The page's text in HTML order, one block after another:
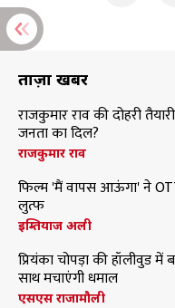
ताज़ा खबरें
राजकुमार राव की दोहरी
जनता का दिल?
राजकुमार राव
फिल्म 'मैं वापस आऊंगा' ने
लुत्फ
इम्तियाज अली
प्रियंका चोपड़ा की हॉलीवुड
साथ मचाएंगी धमाल
एसएस राजामौली